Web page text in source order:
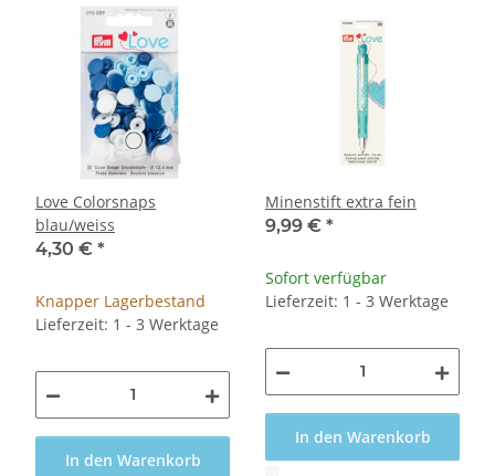
Love Colorsnaps
blau/weiss
4,30 € *
Knapper Lagerbestand
Lieferzeit: 1 - 3 Werktage
In den Warenkorb
Minenstift extra fein
9,99 € *
Sofort verfügbar
Lieferzeit: 1 - 3 Werktage
In den Warenkorb